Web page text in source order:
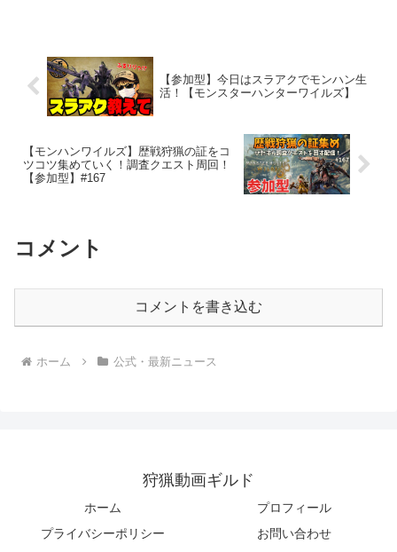
【参加型】今日はスラアクでモンハン生
活！【モンスターハンターワイルズ】
【モンハンワイルズ】歴戦狩猟の証をコ
ツコツ集めていく！調査クエスト周回！
【参加型】#167
コメント
コメントを書き込む
ホーム 公式・最新ニュース
狩猟動画ギルド
ホーム
プロフィール
プライバシーポリシー
お問い合わせ